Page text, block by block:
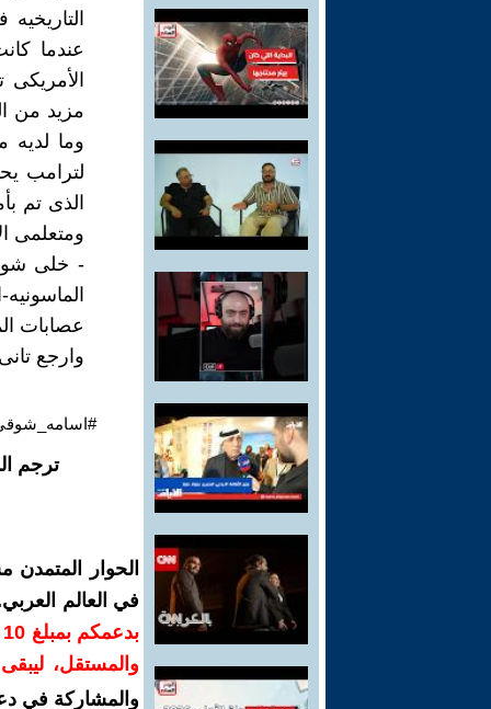
عندما
مزيد من
وما لديه
لترامب
الذى تم
ومتعلمى
- خلى
عصابات
وارجع
ترجم
الحوار
في العالم
والمستقل،
والمشاركة في